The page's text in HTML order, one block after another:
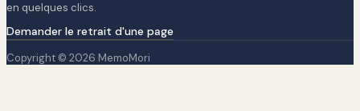
en quelques clics.
Demander le retrait d'une page
Copyright © 2026 MemoMori